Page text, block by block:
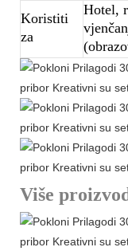
Koristiti
za
Hotel,
Više